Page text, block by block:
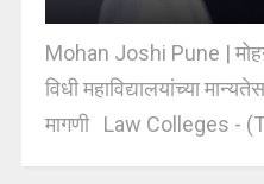
Mohan Joshi Pune |
विधी महाविद्यालयांच्या
मागणी Law Colleges -